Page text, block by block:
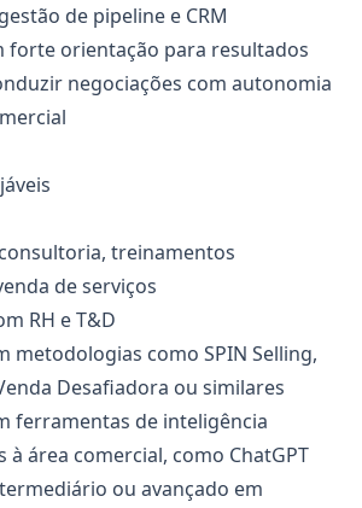
de pipeline e CRM
forte orientação para resultados
negociações com autonomia
treinamentos
de serviços
RH e T&D
metodologias como SPIN Selling,
Desafiadora ou similares
ferramentas de inteligência
à área comercial, como ChatGPT
ou avançado em